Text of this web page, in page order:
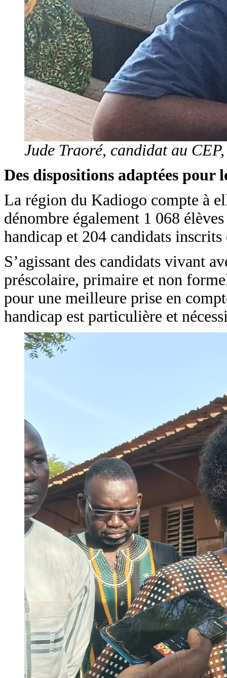
Jude Traoré, candidat au
Des dispositions adaptées pour
La région du Kadiogo compte à
dénombre également 1 068
handicap et 204 candidats inscrits
S’agissant des candidats vivant
préscolaire, primaire et non
pour une meilleure prise en
handicap est particulière et